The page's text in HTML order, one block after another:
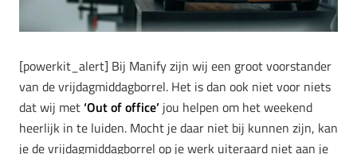
[powerkit_alert] Bij Manify zijn wij een groot voorstander
van de vrijdagmiddagborrel. Het is dan ook niet voor niets
dat wij met‘Out of office’ jou helpen om het weekend
heerlijk in te luiden. Mocht je daar niet bij kunnen zijn, kan
je de vrijdagmiddagborrel op je werk uiteraard niet aan je